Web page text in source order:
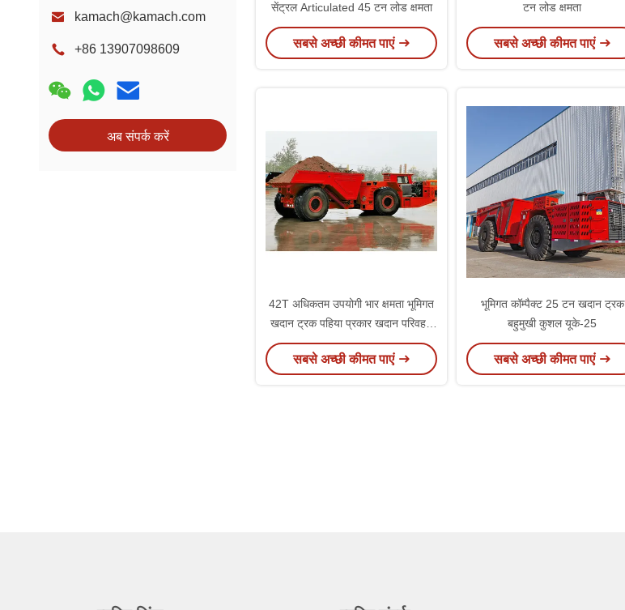
kamach@kamach.com
+86 13907098609
अब संपर्क करें
सेंट्रल Articulated 45 टन लोड क्षमता
सबसे अच्छी कीमत पाएं
टन लोड क्षमता
सबसे अच्छी कीमत पाएं
42T अधिकतम उपयोगी भार क्षमता भूमिगत
खदान ट्रक पहिया प्रकार खदान परिवहन
वाहन
सबसे अच्छी कीमत पाएं
भूमिगत कॉम्पैक्ट 25 टन खदान ट्रक
बहुमुखी कुशल यूके-25
सबसे अच्छी कीमत पाएं